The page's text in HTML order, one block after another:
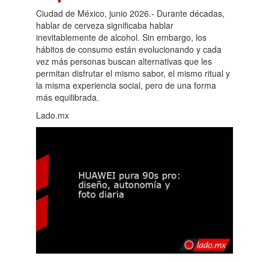
Ciudad de México, junio 2026.- Durante décadas,
hablar de cerveza significaba hablar
inevitablemente de alcohol. Sin embargo, los
hábitos de consumo están evolucionando y cada
vez más personas buscan alternativas que les
permitan disfrutar el mismo sabor, el mismo ritual y
la misma experiencia social, pero de una forma
más equilibrada.
Lado.mx